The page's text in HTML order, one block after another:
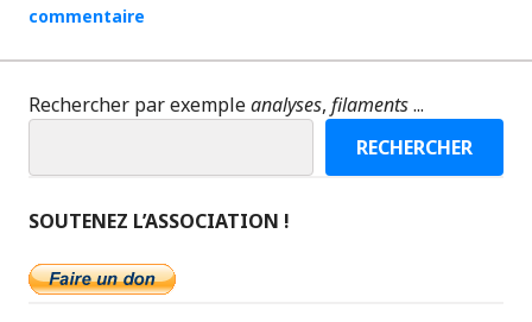
commentaire
Rechercher par exempleanalyses, filaments...
RECHERCHER
SOUTENEZ L’ASSOCIATION !